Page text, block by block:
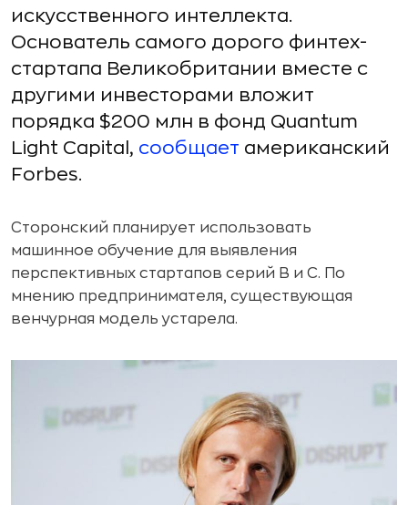
искусственного интеллекта.
Основатель самого дорого финтех-
стартапа Великобритании вместе с
другими инвесторами вложит
порядка $200 млн в фонд Quantum
Light Capital, сообщает американский
Forbes.
Сторонский планирует использовать
машинное обучение для выявления
перспективных стартапов серий B и C. По
мнению предпринимателя, существующая
венчурная модель устарела.